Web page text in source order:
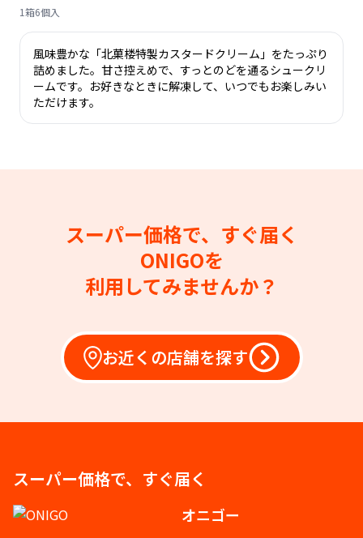
1箱6個入
風味豊かな「北菓楼特製カスタードクリーム」をたっぷり
詰めました。甘さ控えめで、すっとのどを通るシュークリ
ームです。お好きなときに解凍して、いつでもお楽しみい
ただけます。
スーパー価格で、すぐ届く
ONIGOを
利用してみませんか？
お近くの店舗を探す
スーパー価格で、すぐ届く
オニゴー